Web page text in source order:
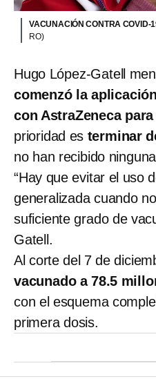
VACUNACIÓN CONTRA COVID-
RO)
Hugo López-Gatell
comenzó la
con AstraZeneca
prioridad es terminar
no han recibido
“Hay que evitar el uso
generalizada cuando
suficiente grado de
Gatell.
Al corte del 7 de
vacunado a 78.5
con el esquema
primera dosis.